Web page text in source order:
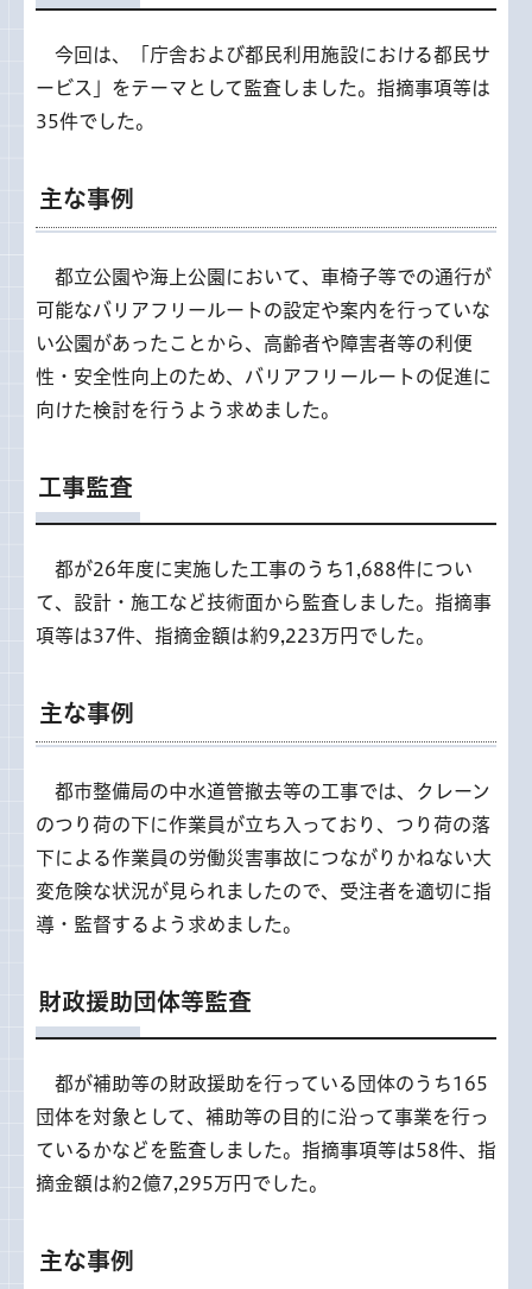
今回は、「庁舎および都民利用施設における都民サ
ービス」をテーマとして監査しました。指摘事項等は
35件でした。
主な事例
都立公園や海上公園において、車椅子等での通行が
可能なバリアフリールートの設定や案内を行っていな
い公園があったことから、高齢者や障害者等の利便
性・安全性向上のため、バリアフリールートの促進に
向けた検討を行うよう求めました。
工事監査
都が26年度に実施した工事のうち1,688件につい
て、設計・施工など技術面から監査しました。指摘事
項等は37件、指摘金額は約9,223万円でした。
主な事例
都市整備局の中水道管撤去等の工事では、クレーン
のつり荷の下に作業員が立ち入っており、つり荷の落
下による作業員の労働災害事故につながりかねない大
変危険な状況が見られましたので、受注者を適切に指
導・監督するよう求めました。
財政援助団体等監査
都が補助等の財政援助を行っている団体のうち165
団体を対象として、補助等の目的に沿って事業を行っ
ているかなどを監査しました。指摘事項等は58件、指
摘金額は約2億7,295万円でした。
主な事例